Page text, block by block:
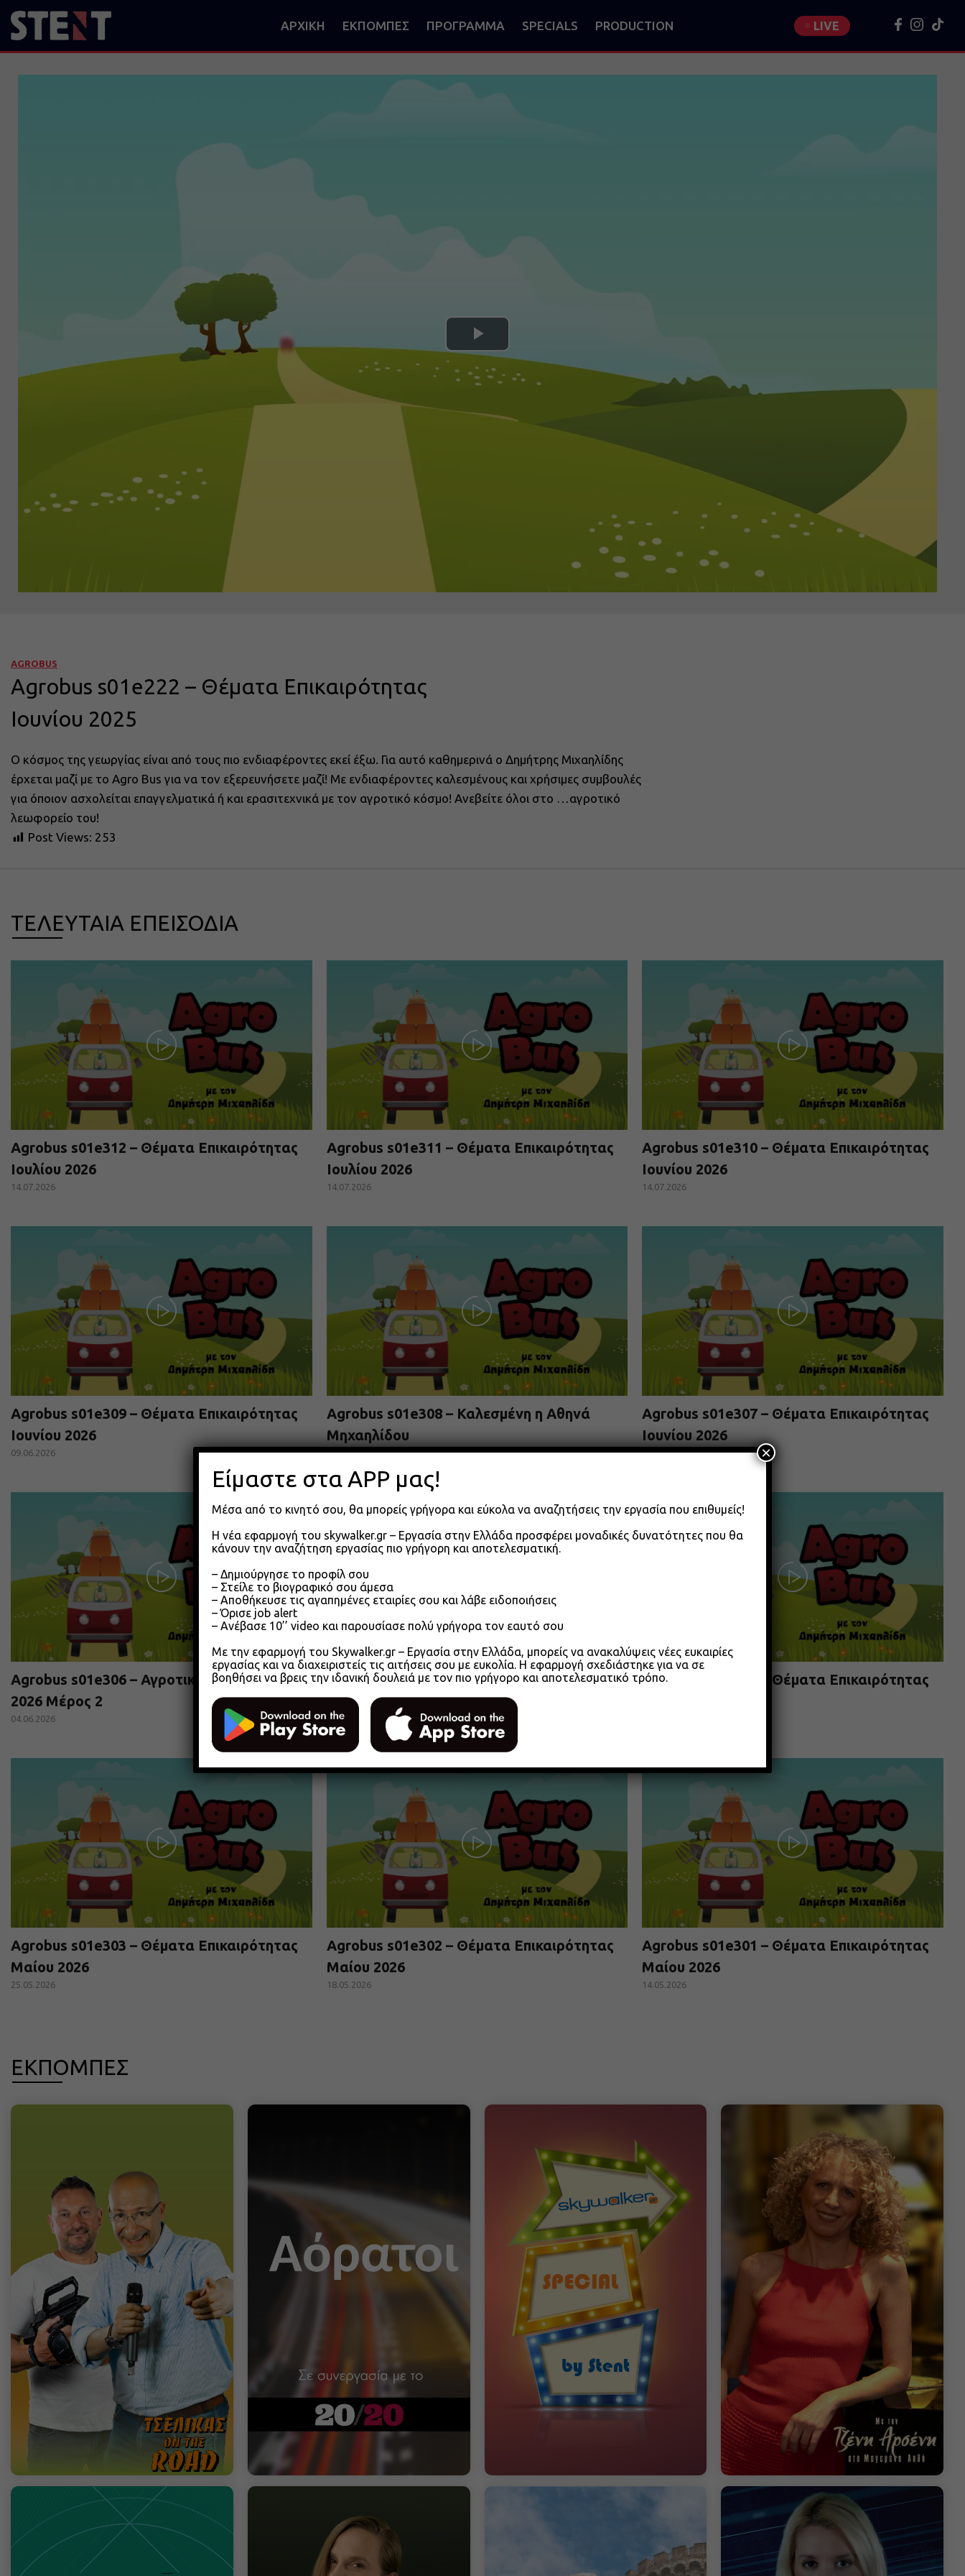
ΑΡΧΙΚΗ ΕΚΠΟΜΠΕΣ ΠΡΟΓΡΑΜΜΑ SPECIALS PRODUCTION LIVE
Play
Video
AGROBUS
Agrobus s01e222 – Θέματα Επικαιρότητας
Ιουνίου 2025
Ο κόσμος της γεωργίας είναι από τους πιο ενδιαφέροντες εκεί έξω. Για αυτό καθημερινά ο Δημήτρης Μιχαηλίδης
έρχεται μαζί με το Agro Bus για να τον εξερευνήσετε μαζί! Με ενδιαφέροντες καλεσμένους και χρήσιμες συμβουλές
για όποιον ασχολείται επαγγελματικά ή και ερασιτεχνικά με τον αγροτικό κόσμο! Ανεβείτε όλοι στο …αγροτικό
λεωφορείο του!
Post Views: 253
ΤΕΛΕΥΤΑΙΑ ΕΠΕΙΣΟΔΙΑ
Agrobus s01e312 – Θέματα Επικαιρότητας
Ιουλίου 2026
14.07.2026
Agrobus s01e311 – Θέματα Επικαιρότητας
Ιουλίου 2026
14.07.2026
Agrobus s01e310 – Θέματα Επικαιρότητας
Ιουνίου 2026
14.07.2026
Agrobus s01e309 – Θέματα Επικαιρότητας
Ιουνίου 2026
09.06.2026
Agrobus s01e308 – Καλεσμένη η Αθηνά
Μηχαηλίδου
09.06.2026
Agrobus s01e307 – Θέματα Επικαιρότητας
Ιουνίου 2026
08.06.2026
Agrobus s01e306 – Αγροτικά Επιμελητήρια
2026 Μέρος 2
04.06.2026
Agrobus s01e305 – Αγροτικά Επιμελητήρια
2026 Μέρος 1
26.05.2026
Agrobus s01e304 – Θέματα Επικαιρότητας
Agrobus s01e303 – Θέματα Επικαιρότητας
Μαίου 2026
25.05.2026
Agrobus s01e302 – Θέματα Επικαιρότητας
Μαίου 2026
18.05.2026
Agrobus s01e301 – Θέματα Επικαιρότητας
Μαίου 2026
14.05.2026
ΕΚΠΟΜΠΕΣ
Είμαστε στα APP μας!
Μέσα από το κινητό σου, θα μπορείς γρήγορα και εύκολα να αναζητήσεις την εργασία που επιθυμείς!
Η νέα εφαρμογή του skywalker.gr – Εργασία στην Ελλάδα προσφέρει μοναδικές δυνατότητες που θα
κάνουν την αναζήτηση εργασίας πιο γρήγορη και αποτελεσματική.
– Δημιούργησε το προφίλ σου
– Στείλε το βιογραφικό σου άμεσα
– Αποθήκευσε τις αγαπημένες εταιρίες σου και λάβε ειδοποιήσεις
– Όρισε job alert
– Ανέβασε 10’’ video και παρουσίασε πολύ γρήγορα τον εαυτό σου
Με την εφαρμογή του Skywalker.gr – Εργασία στην Ελλάδα, μπορείς να ανακαλύψεις νέες ευκαιρίες
εργασίας και να διαχειριστείς τις αιτήσεις σου με ευκολία. Η εφαρμογή σχεδιάστηκε για να σε
βοηθήσει να βρεις την ιδανική δουλειά με τον πιο γρήγορο και αποτελεσματικό τρόπο.
×